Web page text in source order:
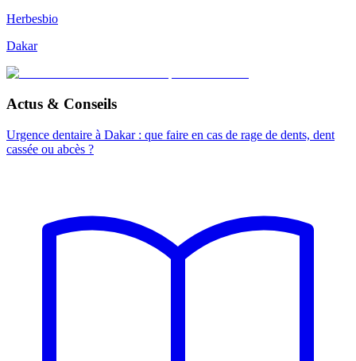
Herbesbio
Dakar
Actus & Conseils
Urgence dentaire à Dakar : que faire en cas de rage de dents, dent
cassée ou abcès ?